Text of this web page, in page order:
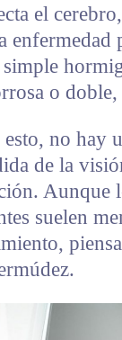
el
enfermedad
o doble,
no hay
de la
Aunque
suelen